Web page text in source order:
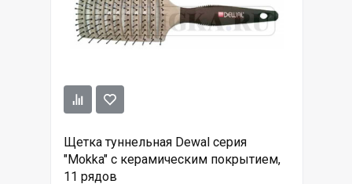
Щетка туннельная Dewal серия
"Mokka" с керамическим покрытием,
11 рядов